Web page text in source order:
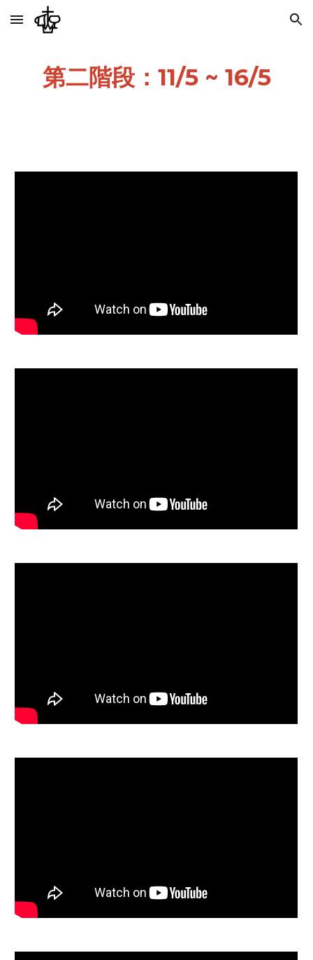
Skip to main content Skip to navigation
第二階段：11/5 ~ 16/5